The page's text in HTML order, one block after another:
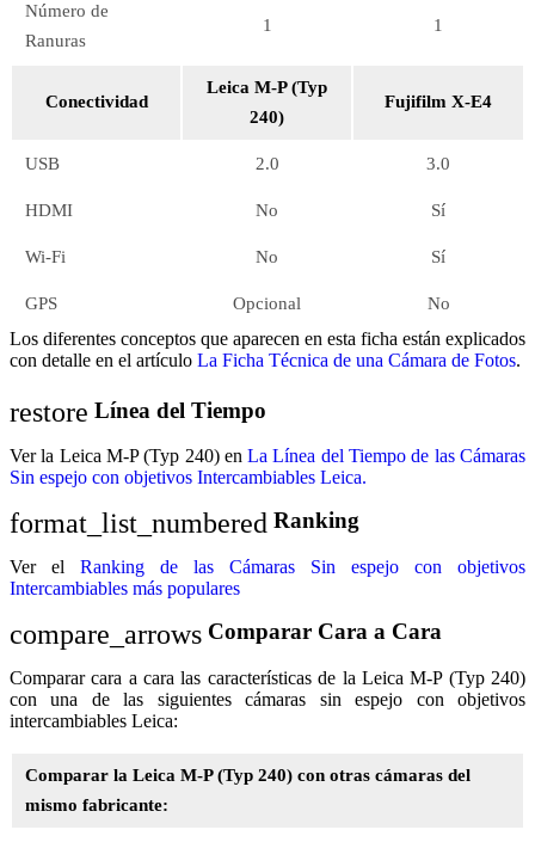
Número de
Ranuras
1 1
Conectividad
Leica M-P (Typ
240)
Fujifilm X-E4
USB 2.0 3.0
HDMI No Sí
Wi-Fi No Sí
GPS Opcional No
Los diferentes conceptos que aparecen en esta ficha están explicados
con detalle en el artículo La Ficha Técnica de una Cámara de Fotos.
restore Línea del Tiempo
Ver la Leica M-P (Typ 240) enLa Línea del Tiempo de las Cámaras
Sin espejo con objetivos Intercambiables Leica.
format_list_numbered Ranking
Ver el Ranking de las Cámaras Sin espejo con objetivos
Intercambiables más populares
compare_arrows Comparar Cara a Cara
Comparar cara a cara las características de la Leica M-P (Typ 240)
con una de las siguientes cámaras sin espejo con objetivos
intercambiables Leica:
Comparar la Leica M-P (Typ 240) con otras cámaras del
mismo fabricante: